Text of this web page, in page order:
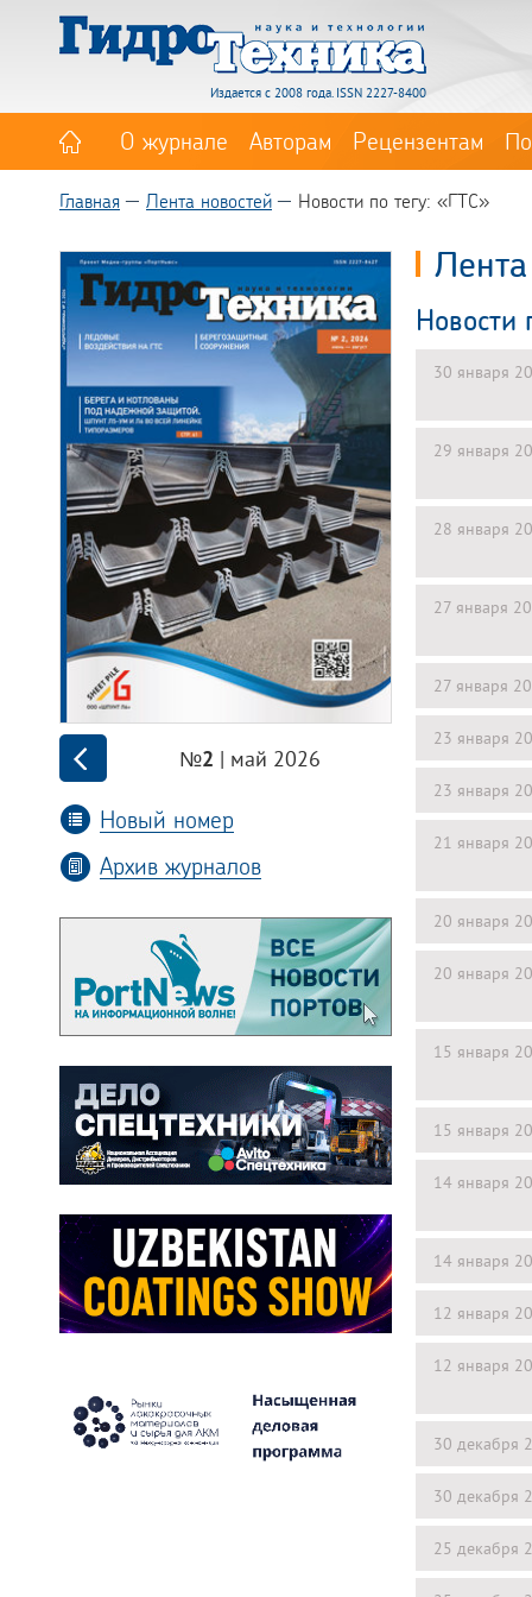
Издается с 2008 года. ISSN 2227-8400
О журнале Авторам Рецензентам
Главная Лента новостей Новости по тегу: «ГТС»
№2 | май 2026
Новый номер
Архив журналов
Новости
30 января
29 января
28 января
27 января
27 января
23 января
23 января
21 января
20 января
20 января
15 января
15 января
14 января
14 января
12 января
12 января
30 декабря
30 декабря
25 декабря